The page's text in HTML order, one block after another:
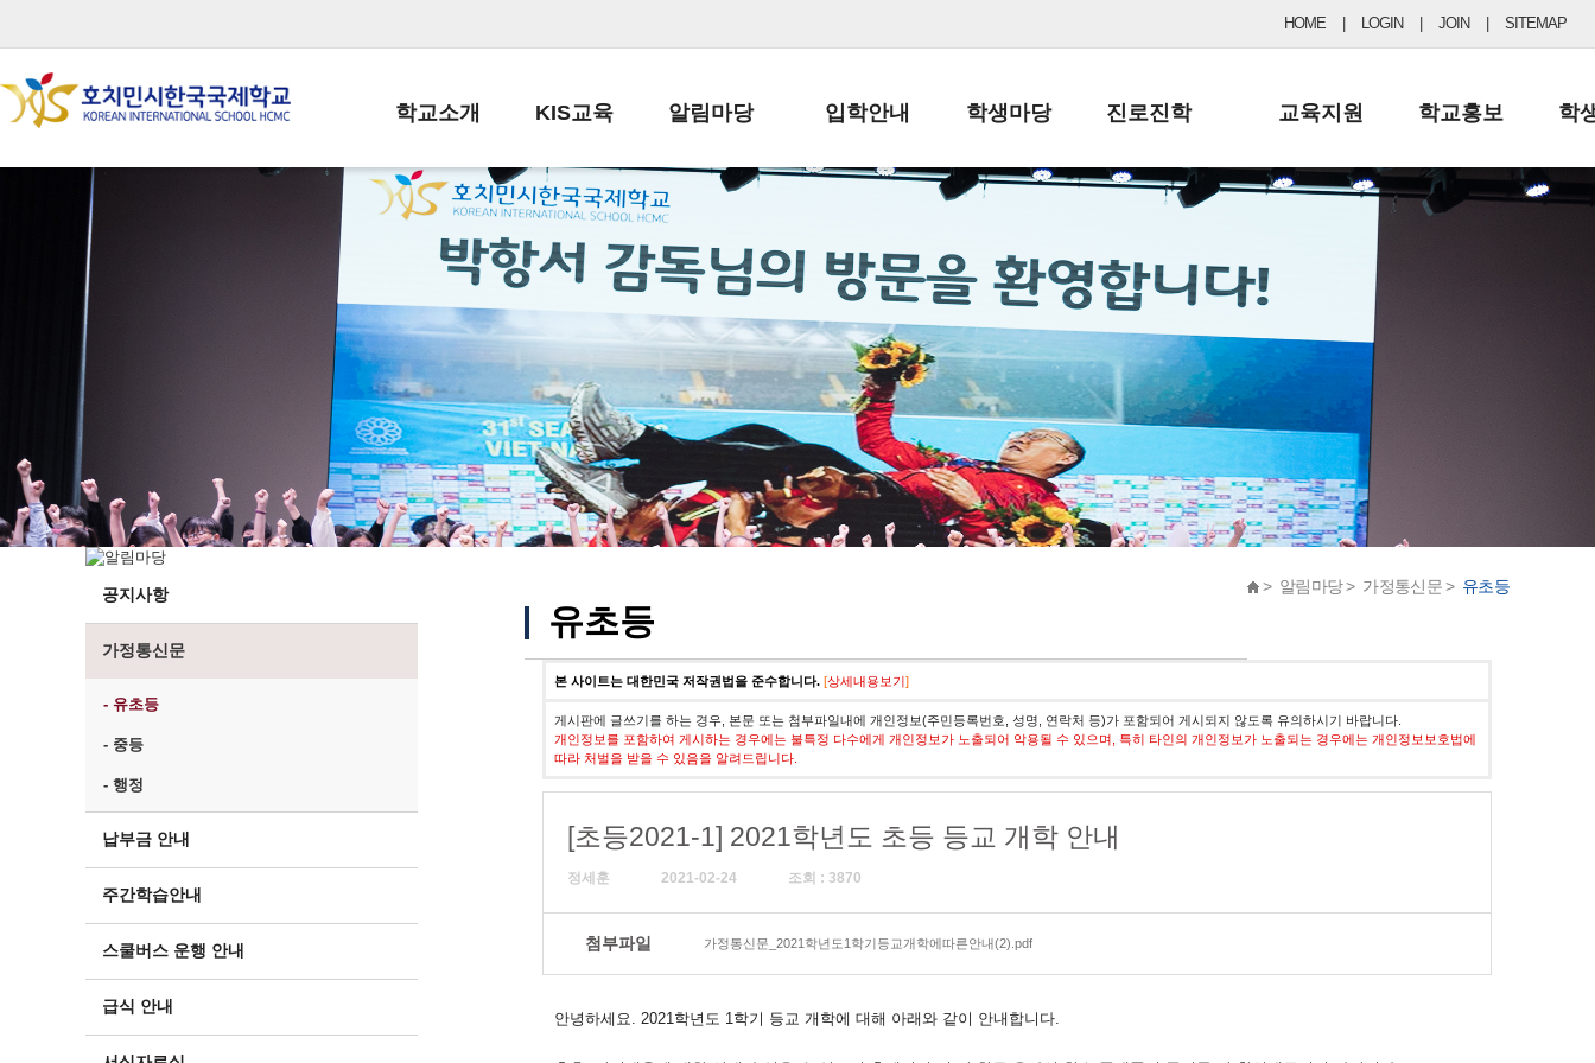
HOME LOGIN JOIN SITEMAP
학교소개
학교장인사말
학교상징
학교연혁
교직원현황
학생현황
위치/전화
전경사진
KIS교육
교육목표
학사일정
일과시간표
성과평가자료
알림마당
공지사항
납부금 안내
스쿨버스 운행 안내
급식안내
서식자료실
학부모방
정기고사 기출문제
입학안내
전-편입 서류양식
입학금/수업료
교복구입안내
학생마당
학생생활규정
학교신문
자율진로동아리
유초등 소식지
진로진학
공지사항 및 입시자료
드림레터
교육지원
행정실
학교운영위원회
학교건축기금
학교홍보
보도자료
학
공지사항
가정통신문
- 유초등
- 중등
- 행정
납부금 안내
주간학습안내
스쿨버스 운행 안내
급식 안내
> 알림마당 > 가정통신문 > 유초등
유초등
본 사이트는 대한민국 저작권법을 준수합니다. [상세내용보기]
게시판에 글쓰기를 하는 경우, 본문 또는 첨부파일내에 개인정보(주민등록번호, 성명, 연락처 등)가 포함되어 게시되지 않도록 유의하시기 바랍니다.
개인정보를 포함하여 게시하는 경우에는 불특정 다수에게 개인정보가 노출되어 악용될 수 있으며, 특히 타인의 개인정보가 노출되는 경우에는 개인정보보호법에
따라 처벌을 받을 수 있음을 알려드립니다.
[초등2021-1] 2021학년도 초등 등교 개학 안내
정세훈 2021-02-24 조회 : 3870
첨부파일 가정통신문_2021학년도1학기등교개학에따른안내(2).pdf
안녕하세요. 2021학년도 1학기 등교 개학에 대해 아래와 같이 안내합니다.